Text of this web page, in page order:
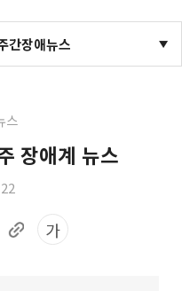
간장애뉴스
스
장애계 뉴스
가